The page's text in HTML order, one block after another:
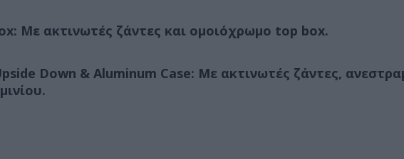
Με ακτινωτές ζάντες και ομοιόχρωμο top box.
Down & Aluminum Case: Με ακτινωτές ζάντες,